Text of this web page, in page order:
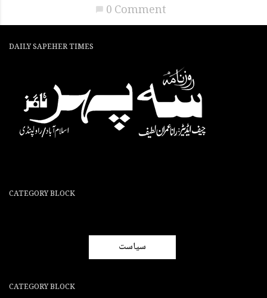
chat_bubble 0 Comment
DAILY SAPEHER TIMES
CATEGORY BLOCK
سیاست
CATEGORY BLOCK